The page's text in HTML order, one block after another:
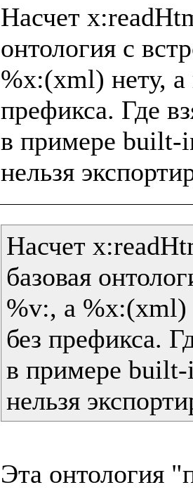
Насчет
онтология с
%x:(xml) нету, а
префикса. Где
в примере built-
Насчет
базовая
%v:, а %x:(xml)
без префикса.
в примере built-
нельзя
Эта онтология